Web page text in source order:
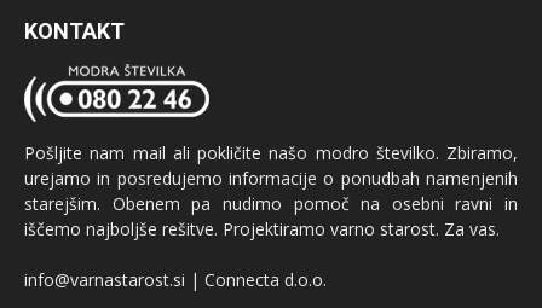
KONTAKT
Pošljite nam mail ali pokličite našo modro številko. Zbiramo,
urejamo in posredujemo informacije o ponudbah namenjenih
starejšim. Obenem pa nudimo pomoč na osebni ravni in
iščemo najboljše rešitve. Projektiramo varno starost. Za vas.
info@varnastarost.si | Connecta d.o.o.